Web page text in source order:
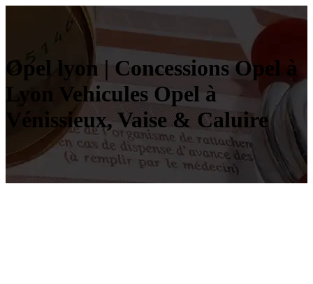
Opel lyon | Concessions Opel à
Lyon Vehicules Opel à
Vénissieux, Vaise & Caluire